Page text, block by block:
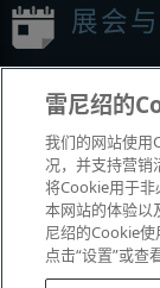
展会
雷尼绍的
我们的网站使用
况，并支持营销
将Cookie用于
本网站的体验以
尼绍的Cookie
点击“设置”或查